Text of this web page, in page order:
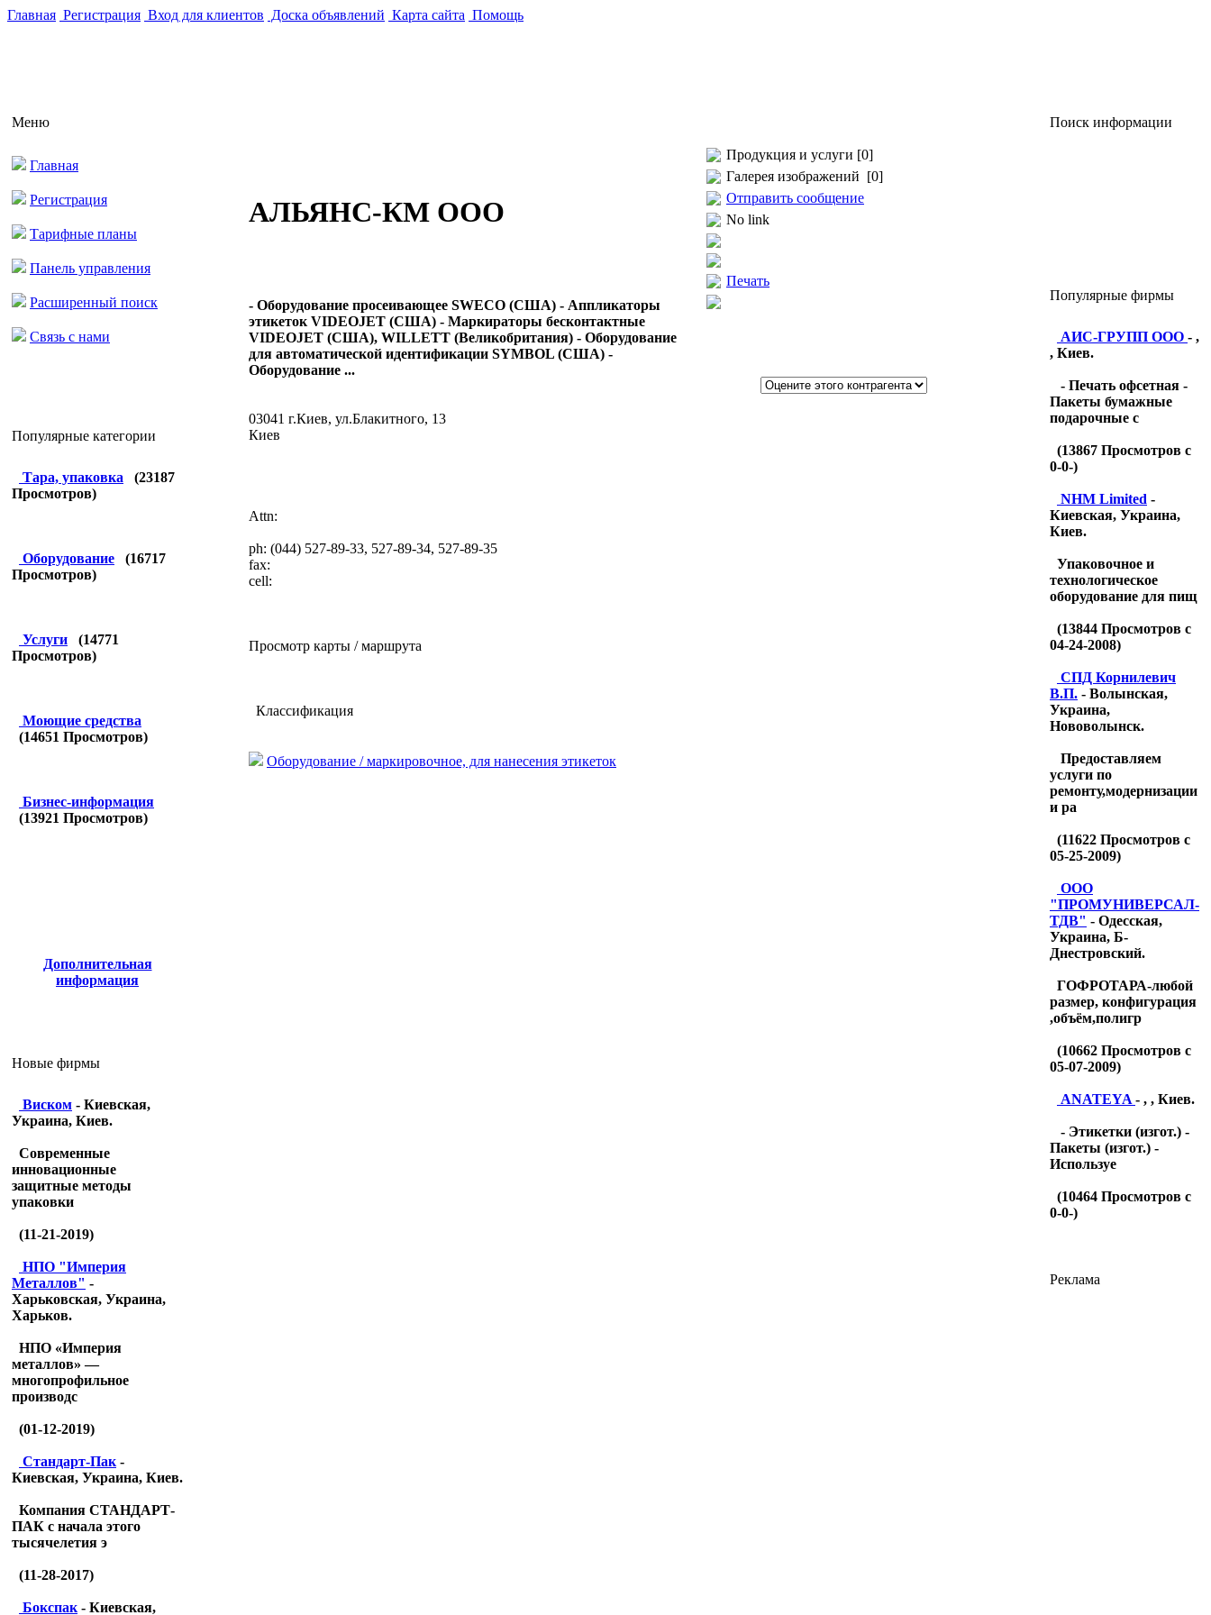
Главная Регистрация Вход для клиентов Доска объявлений Карта сайта Помощь
Меню
Главная
Регистрация
Тарифные планы
Панель управления
Расширенный поиск
Связь с нами
Популярные категории
Тара, упаковка (23187
Просмотров)
Оборудование (16717
Просмотров)
Услуги (14771
Просмотров)
Моющие средства
(14651 Просмотров)
Бизнес-информация
(13921 Просмотров)
Дополнительная
информация
Новые фирмы
Виском - Киевская,
Украина, Киев.
Современные
инновационные
защитные методы
упаковки
(11-21-2019)
НПО "Империя
Металлов" -
Харьковская, Украина,
Харьков.
НПО «Империя
металлов» —
многопрофильное
производс
(01-12-2019)
Стандарт-Пак -
Киевская, Украина, Киев.
Компания СТАНДАРТ-
ПАК с начала этого
тысячелетия э
(11-28-2017)
Бокспак - Киевская,
АЛЬЯНС-КМ ООО
- Оборудование просеивающее SWECO (США) - Аппликаторы
этикеток VIDEOJET (США) - Маркираторы бесконтактные
VIDEOJET (США), WILLETT (Великобритания) - Оборудование
для автоматической идентификации SYMBOL (США) -
Оборудование ...
03041 г.Киев, ул.Блакитного, 13
Киев
Attn:
ph: (044) 527-89-33, 527-89-34, 527-89-35
fax:
cell:
Просмотр карты / маршрута
Классификация
Оборудование / маркировочное, для нанесения этикеток
Продукция и услуги [0]
Галерея изображений [0]
Отправить сообщение
No link
Печать
Поиск информации
Популярные фирмы
АИС-ГРУПП ООО - ,
, Киев.
- Печать офсетная -
Пакеты бумажные
подарочные с
(13867 Просмотров с
0-0-)
NHM Limited -
Киевская, Украина,
Киев.
Упаковочное и
технологическое
оборудование для пищ
(13844 Просмотров с
04-24-2008)
CПД Корнилевич
В.П. - Волынская,
Украина,
Нововолынск.
Предоставляем
услуги по
ремонту,модернизации
и ра
(11622 Просмотров с
05-25-2009)
OOO
"ПРОМУНИВЕРСАЛ-
ТДB" - Одесская,
Украина, Б-
Днестровский.
ГОФРОТАРА-любой
размер, конфигурация
,объём,полигр
(10662 Просмотров с
05-07-2009)
ANATEYA - , , Киев.
- Этикетки (изгот.) -
Пакеты (изгот.) -
Используе
(10464 Просмотров с
0-0-)
Реклама